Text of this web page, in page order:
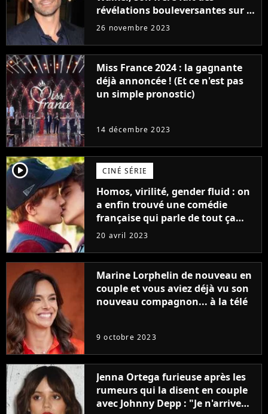
révélations bouleversantes sur la
réaction des acteurs de Fast and
26 novembre 2023
Miss France 2024 : la gagnante
déjà annoncée ! (Et ce n'est pas
un simple pronostic)
14 décembre 2023
player2 CINÉ SÉRIE
Homos, virilité, gender fluid : on
a enfin trouvé une comédie
française qui parle de tout ça
sans être super ringarde
20 avril 2023
Marine Lorphelin de nouveau en
couple et vous aviez déjà vu son
nouveau compagnon... à la télé
9 octobre 2023
Jenna Ortega furieuse après les
rumeurs qui la disent en couple
avec Johnny Depp : "Je n'arrive